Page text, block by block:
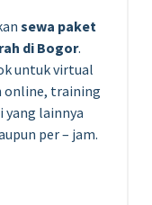
sewa paket
di Bogor.
untuk virtual
online, training
yang lainnya
per – jam.